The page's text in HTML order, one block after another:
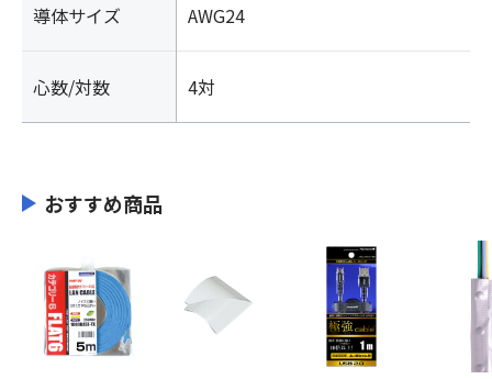
導体サイズ AWG24
心数/対数 4対
おすすめ商品